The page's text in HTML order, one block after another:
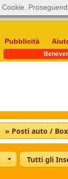
Pubblicità
Posti auto / Box
Tutti gli